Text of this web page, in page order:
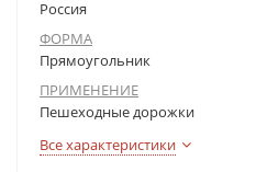
Россия
ФОРМА
Прямоугольник
ПРИМЕНЕНИЕ
Пешеходные дорожки
Все характеристики